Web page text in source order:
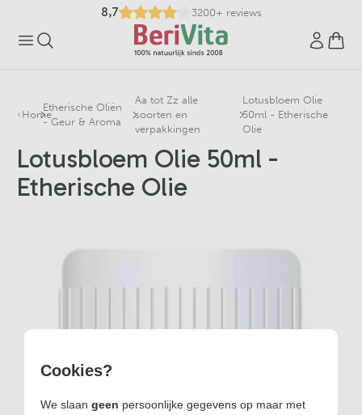
8,7 3200+ reviews
Home
Etherische Oliën
- Geur & Aroma
Aa tot Zz alle
soorten en
verpakkingen
Lotusbloem Olie
50ml - Etherische
Olie
Lotusbloem Olie 50ml -
Etherische Olie
Cookies?
We slaan geen persoonlijke gegevens op maar met